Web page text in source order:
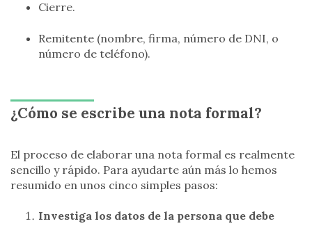
Cierre.
Remitente (nombre, firma, número de DNI, o
número de teléfono).
¿Cómo se escribe una nota formal?
El proceso de elaborar una nota formal es realmente
sencillo y rápido. Para ayudarte aún más lo hemos
resumido en unos cinco simples pasos:
Investiga los datos de la persona que debe